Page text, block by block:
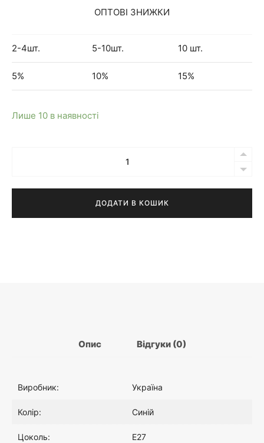
л
ь
н
н
а
н
,
2
0
ОПТОВІ ЗНИЖКИ
2-4шт. 5-10шт. 10 шт.
5% 10% 15%
Лише 10 в наявності
з
ДОДАТИ В КОШИК
Опис Відгуки (0)
Виробник: Україна
Колір: Синій
Цоколь: E27